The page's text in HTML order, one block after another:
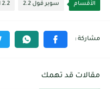
الأقسام سوبر قول 2.2 2.2
مقالات قد تهمك